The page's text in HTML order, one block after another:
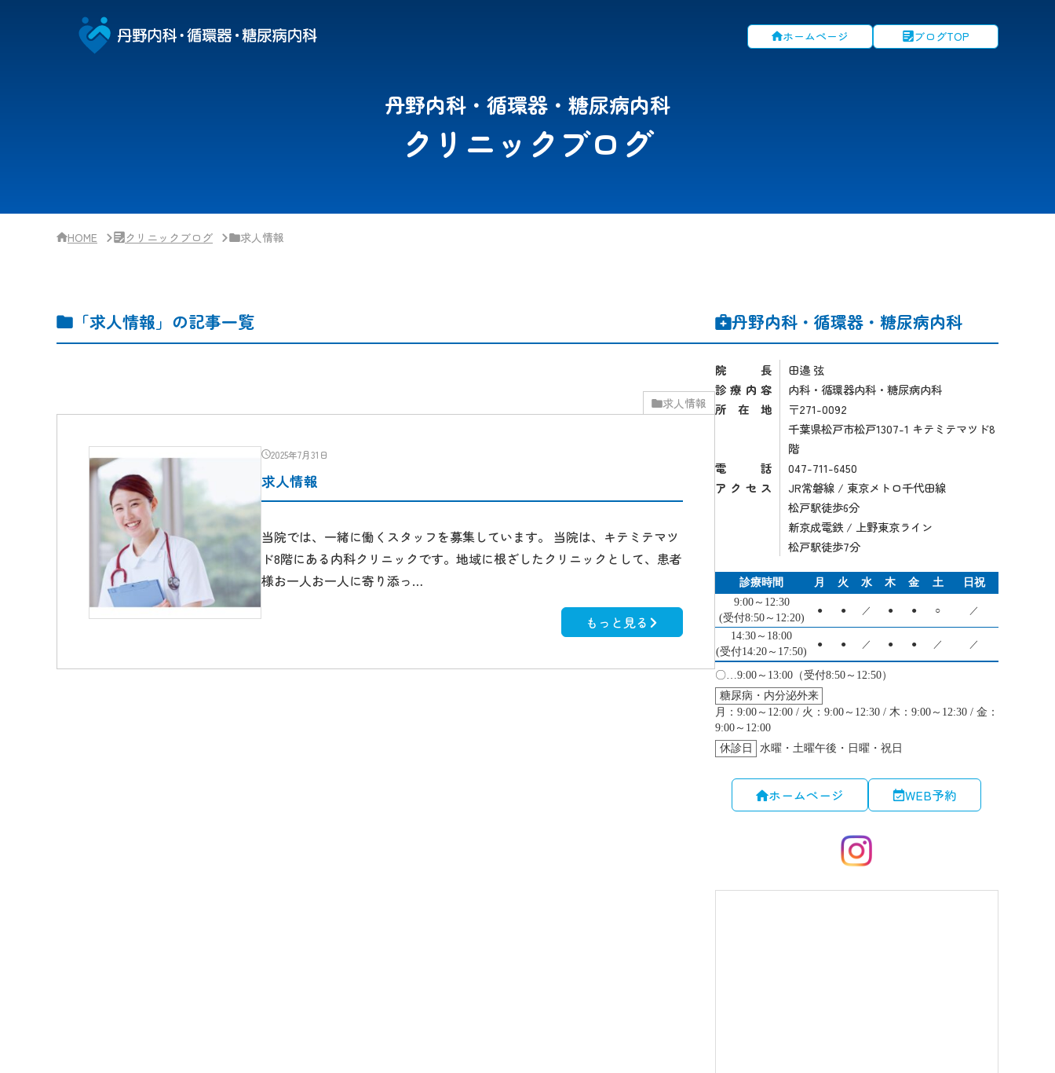
ホームページ ブログTOP
丹野内科・循環器・糖尿病内科
クリニックブログ
HOME クリニックブログ 求人情報
「求人情報」の記事一覧
求人情報
2025年7月31日
求人情報
当院では、一緒に働くスタッフを募集しています。 当院は、キテミテマツ
ド8階にある内科クリニックです。地域に根ざしたクリニックとして、患者
様お一人お一人に寄り添っ…
もっと見る
丹野内科・循環器・糖尿病内科
院長
田邉 弦
診療内容
内科・循環器内科・糖尿病内科
所在地
〒271-0092
千葉県松戸市松戸1307-1 キテミテマツド8
階
電話
047-711-6450
アクセス
JR常磐線 / 東京メトロ千代田線
松戸駅徒歩6分
新京成電鉄 / 上野東京ライン
松戸駅徒歩7分
ホームページ WEB予約